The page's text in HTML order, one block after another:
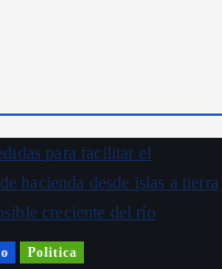
Politica